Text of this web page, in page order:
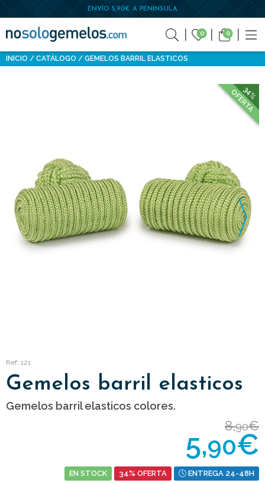
ENVÍO 5,90€ A PENÍNSULA
0 0
INICIO CATÁLOGO GEMELOS BARRIL ELASTICOS
34%
OFERTA
Ref: 121
Gemelos barril elasticos
Gemelos barril elasticos colores.
8,90€
5,90€
EN STOCK 34% OFERTA ENTREGA 24-48H